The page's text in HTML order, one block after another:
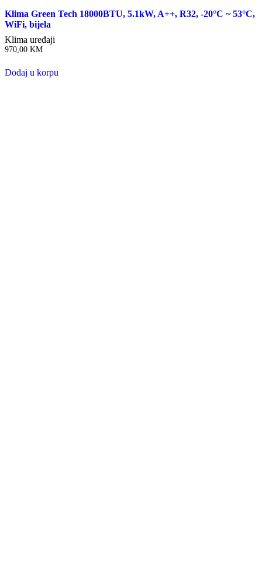
Klima Green Tech 18000BTU, 5.1kW, A++, R32, -20°C ~ 53°C,
WiFi, bijela
Klima uređaji
970,00 KM
Dodaj u korpu